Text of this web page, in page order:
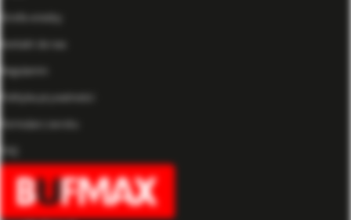
Strefa wiedzy
Kontakt do nas
Regulamin
Polityka prywatności
Formularz zwrotu